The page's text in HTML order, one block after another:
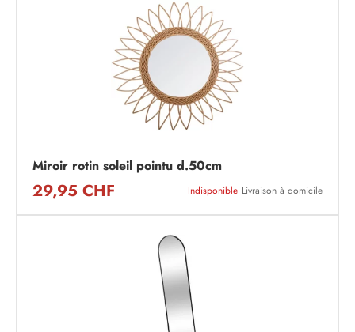
Miroir rotin soleil pointu d.50cm
29,95 CHF Indisponible Livraison à domicile